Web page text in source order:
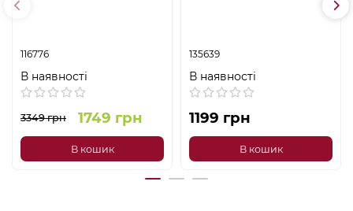
116776
В наявності
3349 грн 1749 грн
В кошик
135639
В наявності
1199 грн
В кошик